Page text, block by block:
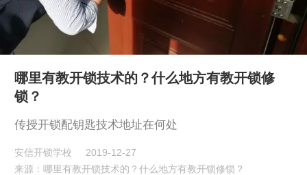
哪里有教开锁技术的？什么地方有教开锁修
锁？
传授开锁配钥匙技术地址在何处
安信开锁学校
2019-12-27
来源：哪里有教开锁技术的？什么地方有教开锁修锁？